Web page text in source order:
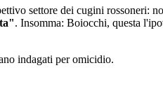
settore dei cugini rossoneri:
. Insomma: Boiocchi, questa
indagati per omicidio.